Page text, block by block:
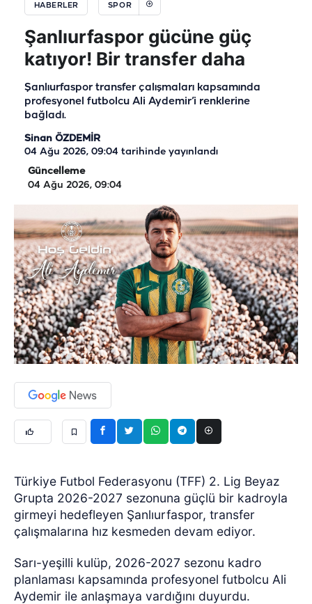
HABERLER SPOR
Şanlıurfaspor gücüne güç
katıyor! Bir transfer daha
Şanlıurfaspor transfer çalışmaları kapsamında
profesyonel futbolcu Ali Aydemir’i renklerine
bağladı.
Sinan ÖZDEMİR
04 Ağu 2026, 09:04 tarihinde yayınlandı
Güncelleme
04 Ağu 2026, 09:04
Türkiye Futbol Federasyonu (TFF) 2. Lig Beyaz
Grupta 2026-2027 sezonuna güçlü bir kadroyla
girmeyi hedefleyen Şanlıurfaspor, transfer
çalışmalarına hız kesmeden devam ediyor.
Sarı-yeşilli kulüp, 2026-2027 sezonu kadro
planlaması kapsamında profesyonel futbolcu Ali
Aydemir ile anlaşmaya vardığını duyurdu.